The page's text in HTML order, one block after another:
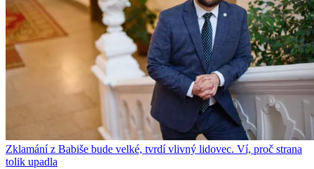
Zklamání z Babiše bude velké, tvrdí vlivný lidovec. Ví, proč strana
tolik upadla